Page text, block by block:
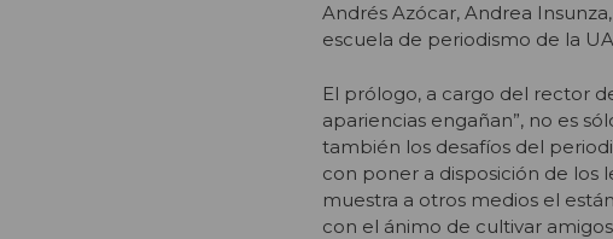
Andrés Azócar, Andrea
escuela de periodismo de la
El prólogo, a cargo del rector
apariencias engañan”, no es
también los desafíos del
con poner a disposición de los
muestra a otros medios el
con el ánimo de cultivar